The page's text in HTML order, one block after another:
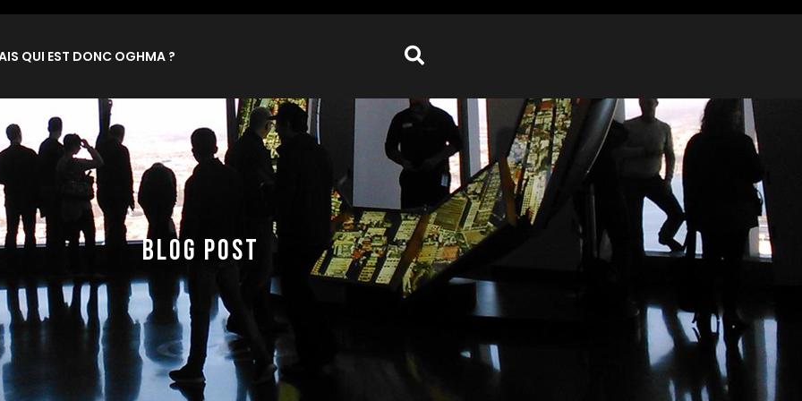
QUI EST DONC OGHMA ?
BLOG POST